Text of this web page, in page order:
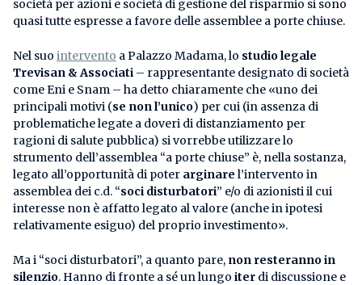
società per azioni e società di gestione del risparmio si sono
quasi tutte espresse a favore delle assemblee a porte chiuse.
Nel suo intervento a Palazzo Madama, lo studio legale
Trevisan & Associati – rappresentante designato di società
come Eni e Snam – ha detto chiaramente che «uno dei
principali motivi (se non l’unico) per cui (in assenza di
problematiche legate a doveri di distanziamento per
ragioni di salute pubblica) si vorrebbe utilizzare lo
strumento dell’assemblea “a porte chiuse” è, nella sostanza,
legato all’opportunità di poter arginarel’intervento in
assemblea dei c.d. “soci disturbatori” e/o di azionisti il cui
interesse non è affatto legato al valore (anche in ipotesi
relativamente esiguo) del proprio investimento».
Ma i “soci disturbatori”, a quanto pare, non resteranno in
silenzio. Hanno di fronte a sé un lungo iter di discussione e